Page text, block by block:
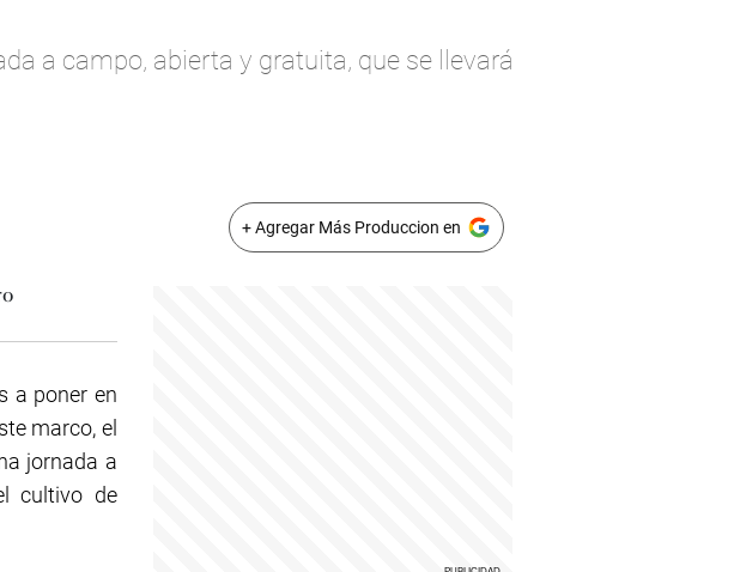
a campo, abierta y gratuita, que se llevará
+ Agregar Más Produccion en
a poner en
marco, el
jornada a
cultivo de